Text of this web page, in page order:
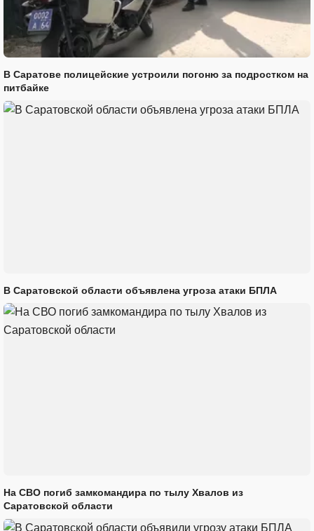
В Саратове полицейские устроили погоню за подростком на
питбайке
В Саратовской области объявлена угроза атаки БПЛА
На СВО погиб замкомандира по тылу Хвалов из
Саратовской области